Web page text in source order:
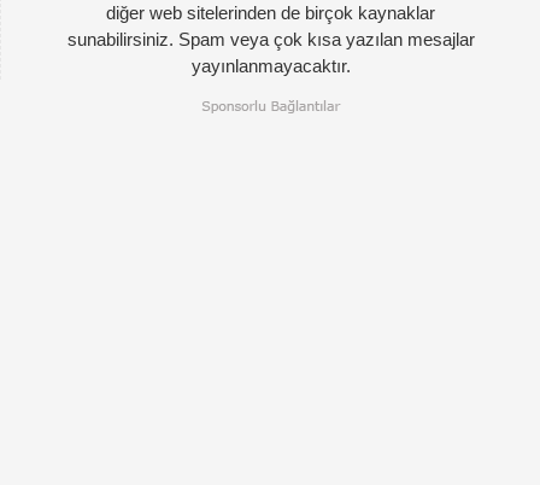
diğer web sitelerinden de birçok kaynaklar
sunabilirsiniz. Spam veya çok kısa yazılan mesajlar
yayınlanmayacaktır.